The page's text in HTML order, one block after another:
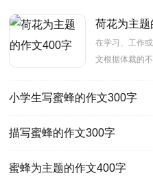
荷花为主
在学习、工作
文根据体裁的
小学生写蜜蜂的作文300字
描写蜜蜂的作文300字
蜜蜂为主题的作文400字